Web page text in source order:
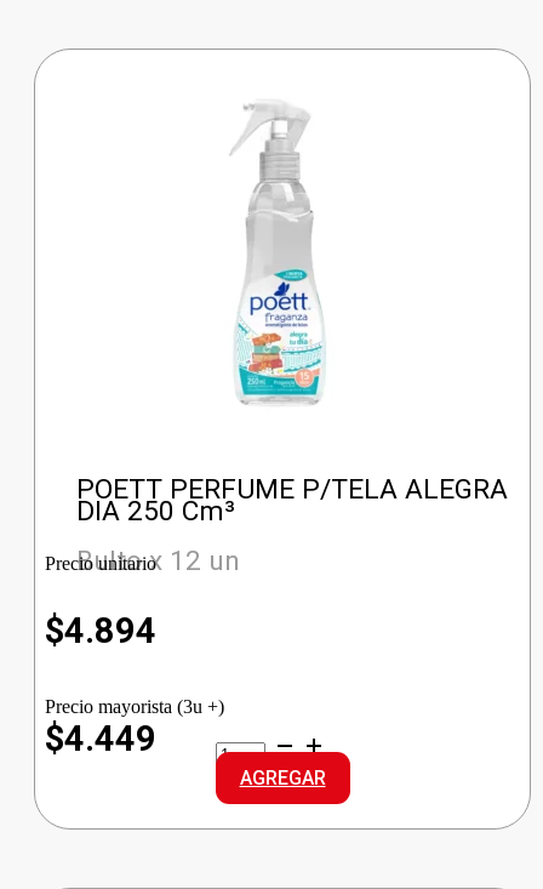
POETT PERFUME P/TELA ALEGRA
DIA 250 Cm³
Bulto x 12 un
Precio unitario
$4.894
Precio mayorista (3u +)
$4.449
POETT
PERFUME
P/TELA
ALEGRA
DIA
AGREGAR